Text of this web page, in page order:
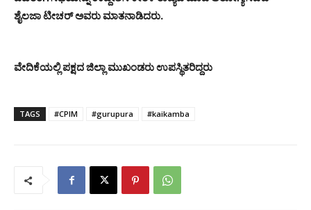
ಶೈಲಜಾ ಟೀಚರ್ ಅವರು ಮಾತನಾಡಿದರು.
ವೇದಿಕೆಯಲ್ಲಿ ಪಕ್ಷದ ಜಿಲ್ಲಾ ಮುಖಂಡರು ಉಪಸ್ಥಿತರಿದ್ದರು
TAGS #CPIM #gurupura #kaikamba